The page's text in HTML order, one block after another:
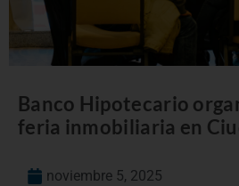
Banco Hipotecario
feria inmobiliaria en
noviembre 5, 2025